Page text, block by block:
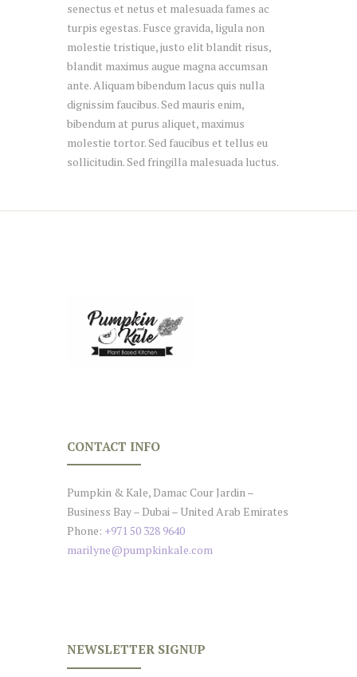
senectus et netus et malesuada fames ac
turpis egestas. Fusce gravida, ligula non
molestie tristique, justo elit blandit risus,
blandit maximus augue magna accumsan
ante. Aliquam bibendum lacus quis nulla
dignissim faucibus. Sed mauris enim,
bibendum at purus aliquet, maximus
molestie tortor. Sed faucibus et tellus eu
sollicitudin. Sed fringilla malesuada luctus.
CONTACT INFO
Pumpkin & Kale, Damac Cour Jardin –
Business Bay – Dubai – United Arab Emirates
Phone: +971 50 328 9640
marilyne@pumpkinkale.com
NEWSLETTER SIGNUP